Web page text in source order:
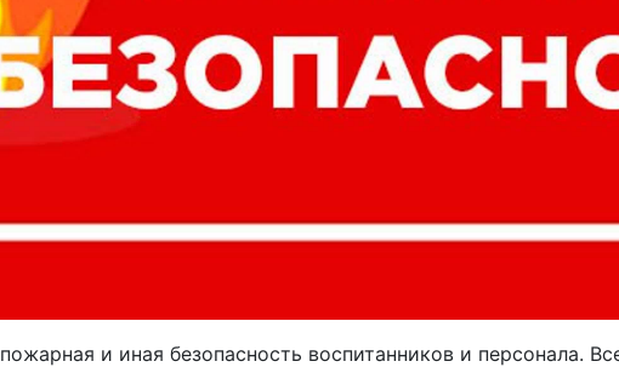
и иная безопасность воспитанников и персонала.